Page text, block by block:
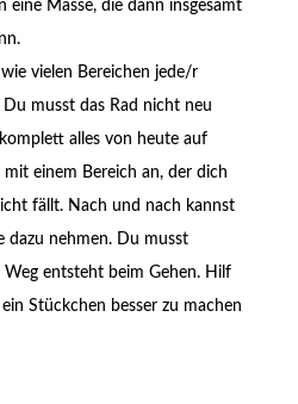
eine Masse, die dann insgesamt
vielen Bereichen jede/r
musst das Rad nicht neu
alles von heute auf
mit einem Bereich an, der dich
fällt. Nach und nach kannst
dazu nehmen. Du musst
entsteht beim Gehen. Hilf
Stückchen besser zu machen